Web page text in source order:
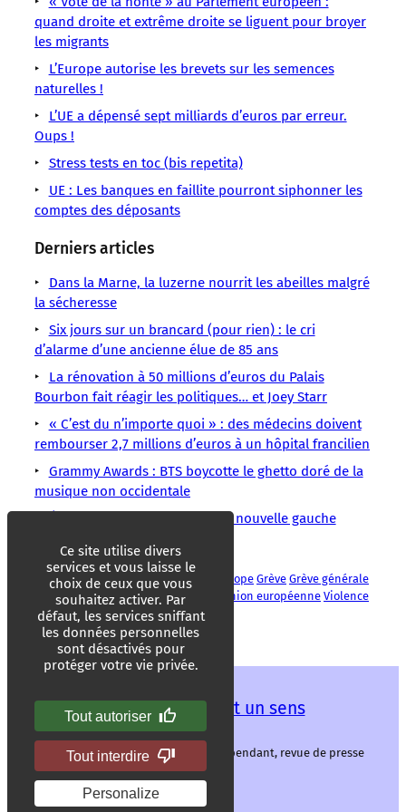
Grève
Parlement
Violence
Violences
des
Europe,socialemalgré
quand droite et extrême droite se liguent pour broyer
les migrants
L’Europe autorise les brevets sur les semences
naturelles !
L’UE a dépensé sept milliards d’euros par erreur.
Oups !
Stress tests en toc (bis repetita)
UE : Les banques en faillite pourront siphonner les
comptes des déposants
Derniers articles
Dans la Marne, la luzerne nourrit les abeilles malgré
la sécheresse
Six jours sur un brancard (pour rien) : le cri
d’alarme d’une ancienne élue de 85 ans
La rénovation à 50 millions d’euros du Palais
Bourbon fait réagir les politiques… et Joey Starr
« C’est du n’importe quoi » : des médecins doivent
rembourser 2,7 millions d’euros à un hôpital francilien
Grammy Awards : BTS boycotte le ghetto doré de la
musique non occidentale
États-Unis : Abdul El-Sayed, la nouvelle gauche
Commission européenne Émeutes Europe Grève Grève générale
Manifestation Parlement européen Union européenne Violence
Violences policières
Les mots ont un sens
Les mots ont un sens, média libre et indépendant, revue de presse
alternative.
Ce site utilise divers
services et vous laisse le
choix de ceux que vous
souhaitez activer. Par
défaut, les services sniffant
les données personnelles
sont désactivés pour
protéger votre vie privée.
Tout autoriser
Tout interdire
Personalize